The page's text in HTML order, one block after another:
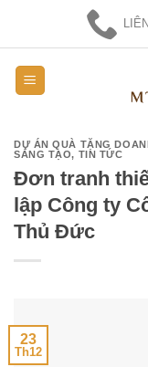
DỰ ÁN QUÀ TẶNG
SÁNG TẠO, TIN TỨC
Đơn tranh
lập Công ty
Thủ Đức
23
Th12